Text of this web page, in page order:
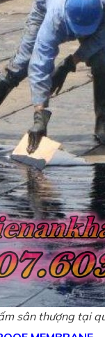
sân thượng tại